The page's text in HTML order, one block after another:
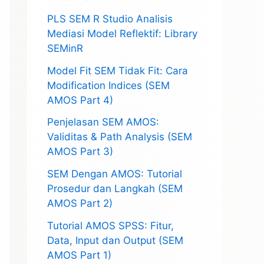
PLS SEM R Studio Analisis
Mediasi Model Reflektif: Library
SEMinR
Model Fit SEM Tidak Fit: Cara
Modification Indices (SEM
AMOS Part 4)
Penjelasan SEM AMOS:
Validitas & Path Analysis (SEM
AMOS Part 3)
SEM Dengan AMOS: Tutorial
Prosedur dan Langkah (SEM
AMOS Part 2)
Tutorial AMOS SPSS: Fitur,
Data, Input dan Output (SEM
AMOS Part 1)